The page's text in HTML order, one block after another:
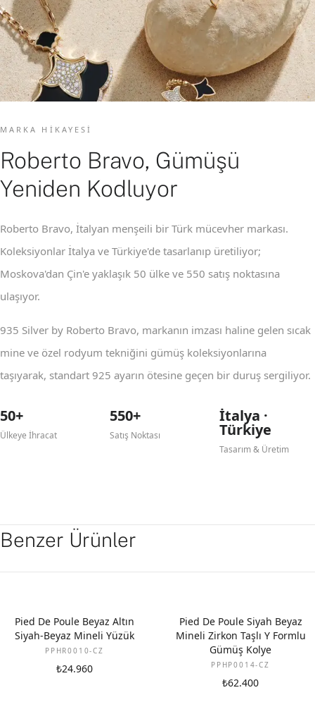
MARKA HIKAYESI
Roberto Bravo, Gümüşü
Yeniden Kodluyor
Roberto Bravo, İtalyan menşeili bir Türk mücevher markası.
Koleksiyonlar İtalya ve Türkiye'de tasarlanıp üretiliyor;
Moskova'dan Çin'e yaklaşık 50 ülke ve 550 satış noktasına
ulaşıyor.
935 Silver by Roberto Bravo, markanın imzası haline gelen sıcak
mine ve özel rodyum tekniğini gümüş koleksiyonlarına
taşıyarak, standart 925 ayarın ötesine geçen bir duruş sergiliyor.
50+
Ülkeye İhracat
550+
Satış Noktası
İtalya ·
Türkiye
Tasarım & Üretim
Benzer Ürünler
YENI
Pied De Poule Beyaz Altın
Siyah-Beyaz Mineli Yüzük
PPHR0010-CZ
₺24.960
Pied De Poule Siyah Beyaz
Mineli Zirkon Taşlı Y Formlu
Gümüş Kolye
PPHP0014-CZ
₺62.400